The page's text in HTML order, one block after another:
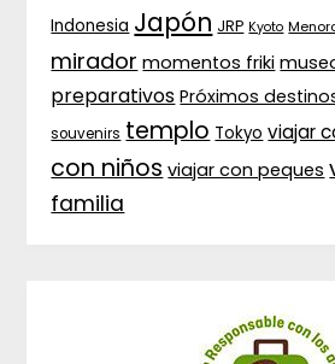
Indonesia Japón JRP Kyoto
mirador momentos friki
preparativos Próximos
souvenirs templo Tokyo viajar
con niños viajar con peques
familia